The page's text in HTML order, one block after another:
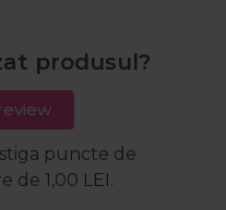
produsul?
puncte de
de 1,00 LEI.